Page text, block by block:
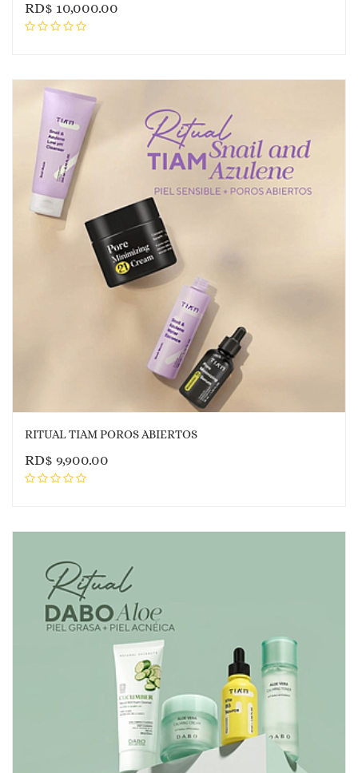
RD$ 10,000.00
RITUAL TIAM POROS ABIERTOS
RD$ 9,900.00